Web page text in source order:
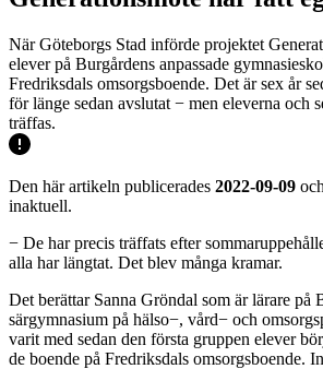
När Göteborgs Stad införde projektet
elever på Burgårdens anpassade
Fredriksdals omsorgsboende. Det är sex år
för länge sedan avslutat − men eleverna och
träffas.
Den här artikeln publicerades 2022-09-09
inaktuell.
− De har precis träffats efter
alla har längtat. Det blev många kramar.
Det berättar Sanna Gröndal som är lärare på
särgymnasium på hälso−, vård− och
varit med sedan den första gruppen elever
de boende på Fredriksdals omsorgsboende.